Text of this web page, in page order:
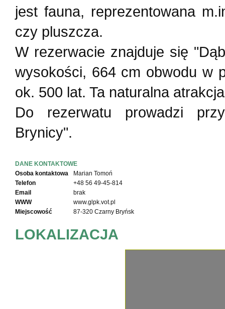
jest fauna, reprezentowana
czy pluszcza.
W rezerwacie znajduje się
wysokości, 664 cm obwodu w
ok. 500 lat. Ta naturalna
Do rezerwatu prowadzi
Brynicy".
DANE KONTAKTOWE
Osoba kontaktowa
Marian Tomoń
Telefon
+48 56 49-45-814
Email
brak
WWW
www.glpk.vot.pl
Miejscowość
87-320 Czarny Bryńsk
LOKALIZACJA